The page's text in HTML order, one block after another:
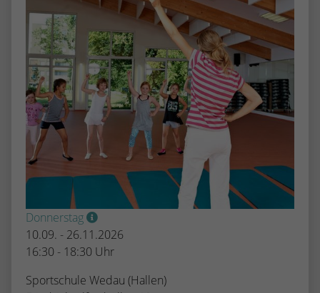
Donnerstag
10.09. - 26.11.2026
16:30 - 18:30 Uhr
Sportschule Wedau (Hallen)